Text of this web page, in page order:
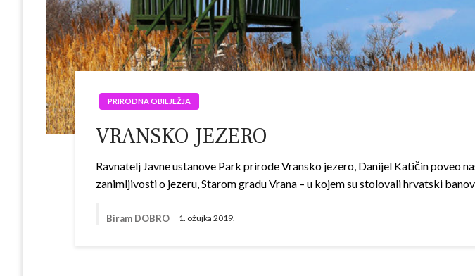
PRIRODNA OBILJEŽJA
VRANSKO JEZERO
Ravnatelj Javne ustanove Park prirode Vransko jezero, Danijel Katičin poveo
zanimljivosti o jezeru, Starom gradu Vrana – u kojem su stolovali hrvatski
Biram DOBRO 1. ožujka 2019.